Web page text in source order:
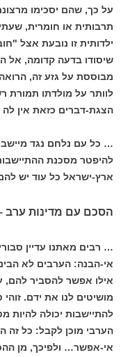
על כך, שהם יסכימו
תרבותית או חומרית,
ילדותית זו נובעת אצל
שיסודו בדעה קדומה, אל
מבוססת על גזע זה,
לוותר על מולדתו תמורת
הצגת-דברים כזאת אין לה
… כל עם נלחם נגד
להיפטר מסכנת
ארץ-ישראל כל עוד יש
הסכם עם מדינות ערב
… רבים מאתנו עדיין
אי-הבנה: הערבים לא
אילו אפשר להסביר להם,
מושיטים לנו את ידם.
להתיישבות יכולה להיות
הערבי מוכן לקבל: כל זה
אי-אפשר… ולפיכך, מן